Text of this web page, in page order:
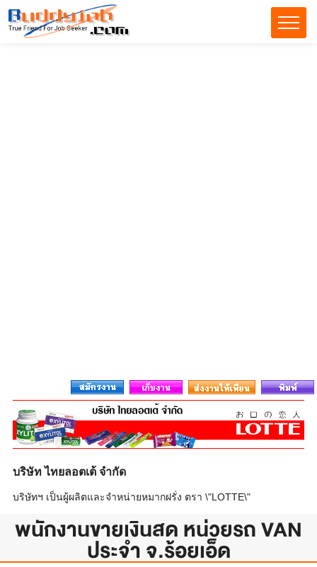
บริษัท ไทยลอตเต้ จำกัด
บริษัทฯ เป็นผู้ผลิตและจำหน่ายหมากฝรั่ง ตรา \"LOTTE\"
พนักงานขายเงินสด หน่วยรถ VAN
ประจำ จ.ร้อยเอ็ด